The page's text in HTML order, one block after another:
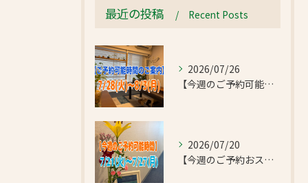
最近の投稿 Recent Posts
2026/07/26
【今週のご予約可能時間のご案内】2026/7/28(火)~8/3(月)
2026/07/20
【今週のご予約おススメ時間のご案内】2026/7/21(火)~7/27(月)